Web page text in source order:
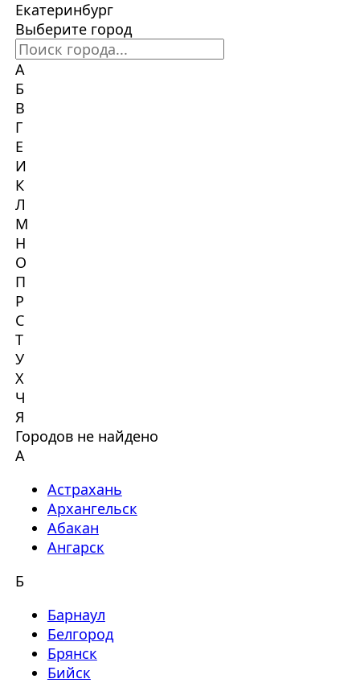
Екатеринбург
Выберите город
А
Б
В
Г
Е
И
К
Л
М
Н
О
П
Р
С
Т
У
Х
Ч
Я
Городов не найдено
А
Астрахань
Архангельск
Абакан
Ангарск
Б
Барнаул
Белгород
Брянск
Бийск